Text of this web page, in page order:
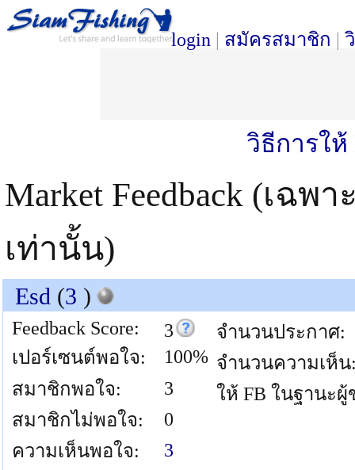
login | สมัครสมาชิก |
วิธีการให้
Market Feedback (เฉ
เท่านั้น)
Esd (3 )
Feedback Score:
3
เปอร์เซนต์พอใจ:
100%
สมาชิกพอใจ:
3
สมาชิกไม่พอใจ:
0
ความเห็นพอใจ:
3
จำนวนประกาศ:
จำนวนความเห็น
ให้ FB ในฐานะผู้